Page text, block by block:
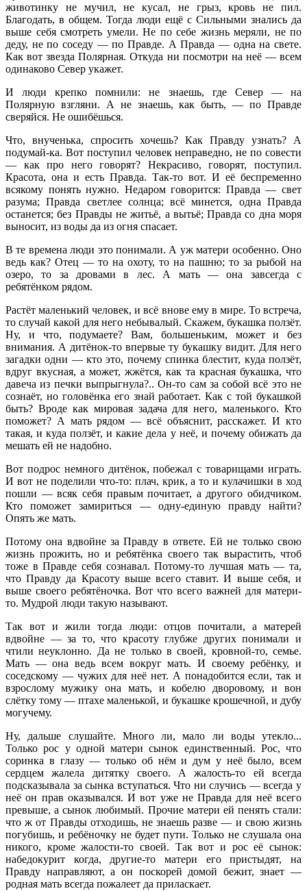
животинку не мучил, не кусал, не грыз, кровь не пил.
Благодать, в общем. Тогда люди ещё с Сильными знались да
выше себя смотреть умели. Не по себе жизнь меряли, не по
деду, не по соседу — по Правде. А Правда — одна на свете.
Как вот звезда Полярная. Откуда ни посмотри на неё — всем
одинаково Север укажет.
И люди крепко помнили: не знаешь, где Север — на
Полярную взгляни. А не знаешь, как быть, — по Правде
сверяйся. Не ошибёшься.
Что, внученька, спросить хочешь? Как Правду узнать? А
подумай-ка. Вот поступил человек неправедно, не по совести
— как про него говорят? Некрасиво, говорят, поступил.
Красота, она и есть Правда. Так-то вот. И её беспременно
всякому понять нужно. Недаром говорится: Правда — свет
разума; Правда светлее солнца; всё минется, одна Правда
останется; без Правды не житьё, а вытьё; Правда со дна моря
выносит, из воды да из огня спасает.
В те времена люди это понимали. А уж матери особенно. Оно
ведь как? Отец — то на охоту, то на пашню; то за рыбой на
озеро, то за дровами в лес. А мать — она завсегда с
ребятёнком рядом.
Растёт маленький человек, и всё внове ему в мире. То встреча,
то случай какой для него небывалый. Скажем, букашка ползёт.
Ну, и что, подумаете? Вам, большеньким, может и без
внимания. А дитёнок-то впервые ту букашку видит. Для него
загадки одни — кто это, почему спинка блестит, куда ползёт,
вдруг вкусная, а может, жжётся, как та красная букашка, что
давеча из печки выпрыгнула?.. Он-то сам за собой всё это не
сознаёт, но головёнка его знай работает. Как с той букашкой
быть? Вроде как мировая задача для него, маленького. Кто
поможет? А мать рядом — всё объяснит, расскажет. И кто
такая, и куда ползёт, и какие дела у неё, и почему обижать да
мешать ей не надобно.
Вот подрос немного дитёнок, побежал с товарищами играть.
И вот не поделили что-то: плач, крик, а то и кулачишки в ход
пошли — всяк себя правым почитает, а другого обидчиком.
Кто поможет замириться — одну-единую правду найти?
Опять же мать.
Потому она вдвойне за Правду в ответе. Ей не только свою
жизнь прожить, но и ребятёнка своего так вырастить, чтоб
тоже в Правде себя сознавал. Потому-то лучшая мать — та,
что Правду да Красоту выше всего ставит. И выше себя, и
выше своего ребятёночка. Вот что всего важней для матери-
то. Мудрой люди такую называют.
Так вот и жили тогда люди: отцов почитали, а матерей
вдвойне — за то, что красоту глубже других понимали и
чтили неуклонно. Да не только в своей, кровной-то, семье.
Мать — она ведь всем вокруг мать. И своему ребёнку, и
соседскому — чужих для неё нет. А понадобится если, так и
взрослому мужику она мать, и кобелю дворовому, и вон
слётку тому — птахе маленькой, и букашке крошечной, и дубу
могучему.
Ну, дальше слушайте. Много ли, мало ли воды утекло...
Только рос у одной матери сынок единственный. Рос, что
соринка в глазу — только об нём и дум у неё было, всем
сердцем жалела дитятку своего. А жалость-то ей всегда
подсказывала за сынка вступаться. Что ни случись — всегда у
неё он прав оказывался. И вот уже не Правда для неё всего
превыше, а сынок любимый. Прочие матери ей пенять стали:
что ж от Правды отходишь, не знаешь разве — и свою жизнь
погубишь, и ребёночку не будет пути. Только не слушала она
никого, кроме жалости-то своей. Так вот и рос её сынок:
набедокурит когда, другие-то матери его пристыдят, на
Правду направляют, а он поскорей домой бежит, знает —
родная мать всегда пожалеет да приласкает.